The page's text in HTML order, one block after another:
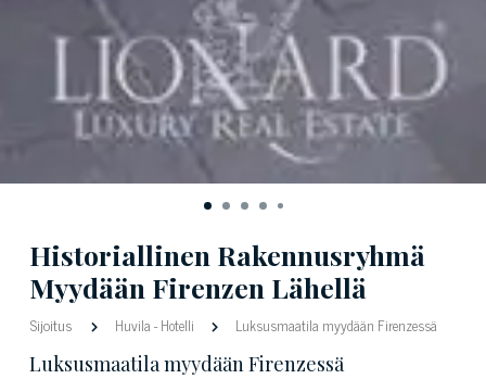
Historiallinen Rakennusryhmä
Myydään Firenzen Lähellä
Sijoitus Huvila-Hotelli Luksusmaatila myydään Firenzessä
Luksusmaatila myydään Firenzessä